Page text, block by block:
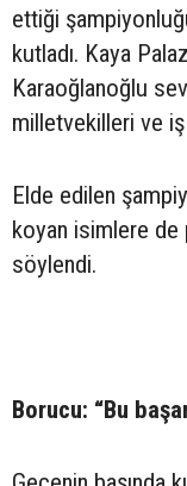
ettiği
kutladı. Kaya
Karaoğlanoğlu
milletvekilleri ve iş
Elde edilen
koyan isimlere de
söylendi.
Borucu: “Bu